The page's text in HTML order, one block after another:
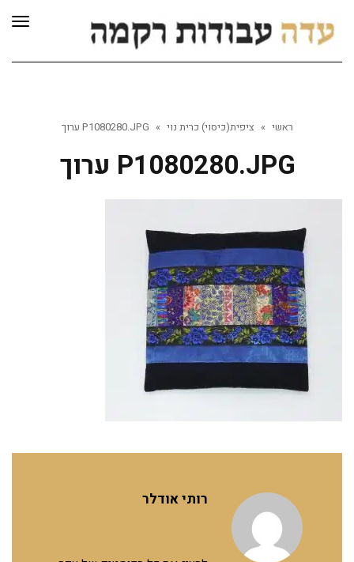
ראשי » ציפית(כיסוי) כרית נוי » P1080280.JPG ערוך
P1080280.JPG ערוך
רותי אודלר